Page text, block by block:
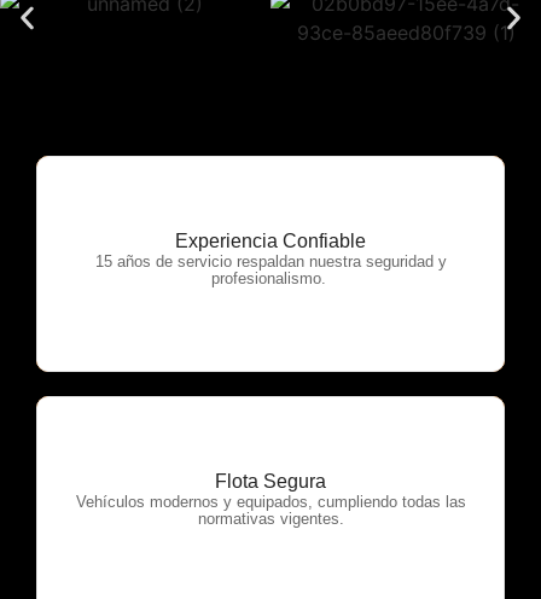
Experiencia Confiable
15 años de servicio respaldan nuestra seguridad y
profesionalismo.
OTP Servicios
Flota Segura
Vehículos modernos y equipados, cumpliendo todas las
normativas vigentes.
OTP Servicios